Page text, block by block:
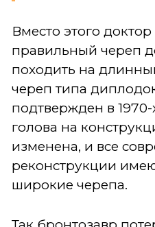
Вместо этого
правильный череп
походить на
череп типа
подтвержден в 1970-
голова на
изменена, и все
реконструкции
широкие черепа.